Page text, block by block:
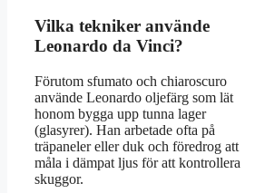
Vilka tekniker använde
Leonardo da Vinci?
Förutom sfumato och chiaroscuro
använde Leonardo oljefärg som lät
honom bygga upp tunna lager
(glasyrer). Han arbetade ofta på
träpaneler eller duk och föredrog att
måla i dämpat ljus för att kontrollera
skuggor.